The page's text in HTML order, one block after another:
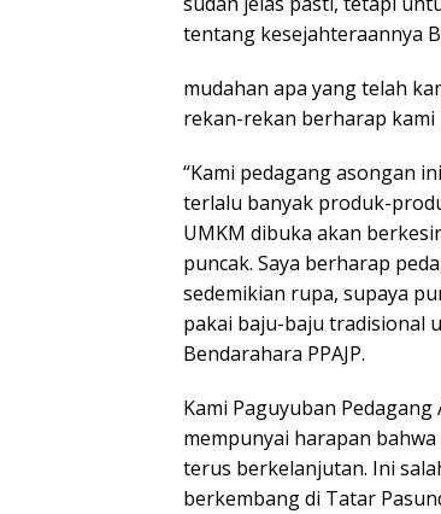
tentang kesejahteraannya
mudahan apa yang telah
rekan-rekan berharap
“Kami pedagang asongan
terlalu banyak produk-
UMKM dibuka akan
puncak. Saya berharap
sedemikian rupa, supaya
pakai baju-baju tradisional
Bendarahara PPAJP.
Kami Paguyuban
mempunyai harapan
terus berkelanjutan. Ini
berkembang di Tatar